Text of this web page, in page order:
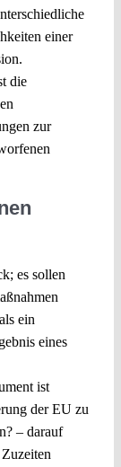
einer
die
zur
es sollen
ein
eines
ist
der EU zu
– darauf